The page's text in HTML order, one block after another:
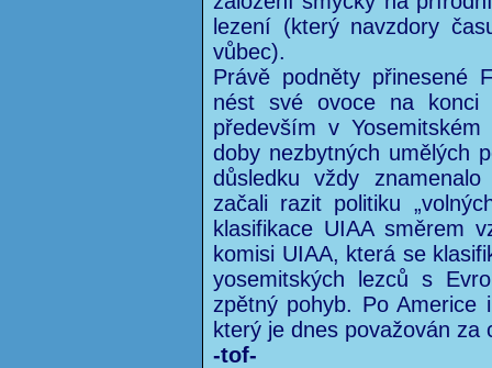
lezení (který navzdory
vůbec).
Právě podněty přinesené
nést své ovoce na
především v
doby nezbytných umělých
důsledku vždy
začali razit politiku
klasifikace UIAA směrem
komisi UIAA, která se
yosemitských lezců s
zpětný pohyb. Po Americe
který je dnes považován za
-tof-